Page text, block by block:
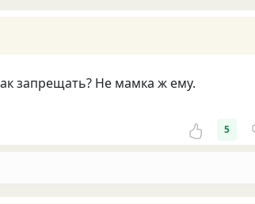
запрещать? Не мамка ж ему.
5